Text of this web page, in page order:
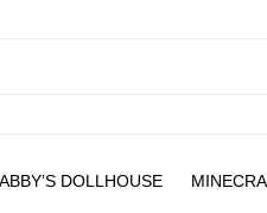
DOLLHOUSE